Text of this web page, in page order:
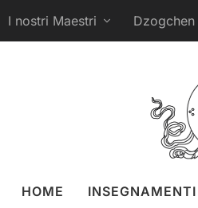
I nostri Maestri Dzogchen
HOME INSEGNAMENTI